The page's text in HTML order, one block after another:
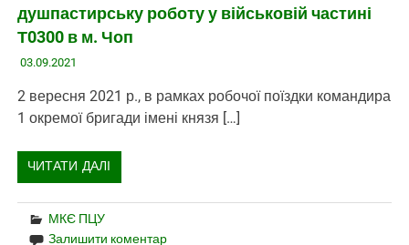
душпастирську роботу у військовій частині
Т0300 в м. Чоп
03.09.2021
2 вересня 2021 р., в рамках робочої поїздки командира
1 окремої бригади імені князя […]
ЧИТАТИ ДАЛІ
МКЄ ПЦУ
Залишити коментар